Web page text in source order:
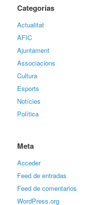
Categorías
Actualitat
AFIC
Ajuntament
Associacions
Cultura
Esports
Notícies
Política
Meta
Acceder
Feed de entradas
Feed de comentarios
WordPress.org